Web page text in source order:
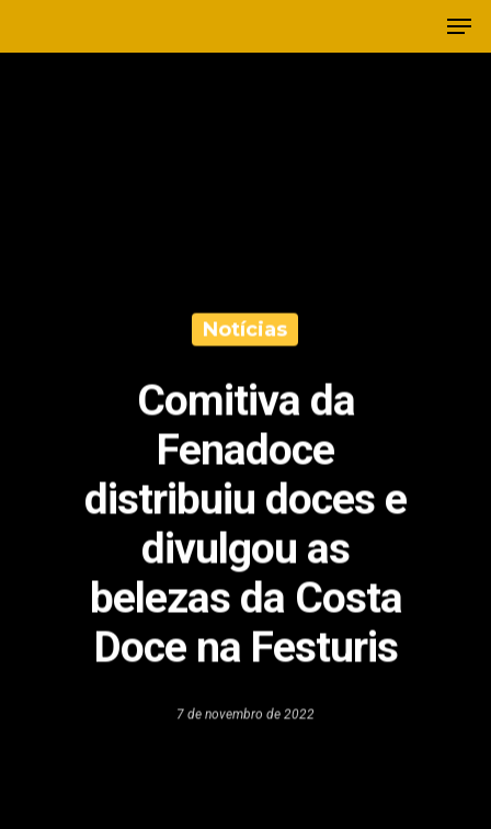
Notícias
Comitiva da
Fenadoce
distribuiu doces e
divulgou as
belezas da Costa
Doce na Festuris
7 de novembro de 2022